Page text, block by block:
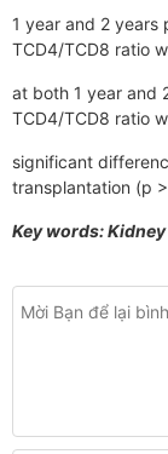
1 year and 2
TCD4/TCD8 ratio
at both 1 year and
TCD4/TCD8 ratio
significant
transplantation (p
Key words: